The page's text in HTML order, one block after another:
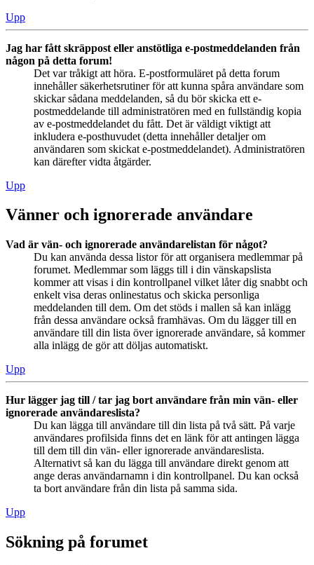
Upp
Jag har fått skräppost eller anstötliga e-postmeddelanden från
någon på detta forum!
Det var tråkigt att höra. E-postformuläret på detta forum
innehåller säkerhetsrutiner för att kunna spåra användare som
skickar sådana meddelanden, så du bör skicka ett e-
postmeddelande till administratören med en fullständig kopia
av e-postmeddelandet du fått. Det är väldigt viktigt att
inkludera e-posthuvudet (detta innehåller detaljer om
användaren som skickat e-postmeddelandet). Administratören
kan därefter vidta åtgärder.
Upp
Vänner och ignorerade användare
Vad är vän- och ignorerade användarelistan för något?
Du kan använda dessa listor för att organisera medlemmar på
forumet. Medlemmar som läggs till i din vänskapslista
kommer att visas i din kontrollpanel vilket låter dig snabbt och
enkelt visa deras onlinestatus och skicka personliga
meddelanden till dem. Om det stöds i mallen så kan inlägg
från dessa användare också framhävas. Om du lägger till en
användare till din lista över ignorerade användare, så kommer
alla inlägg de gör att döljas automatiskt.
Upp
Hur lägger jag till / tar jag bort användare från min vän- eller
ignorerade användareslista?
Du kan lägga till användare till din lista på två sätt. På varje
användares profilsida finns det en länk för att antingen lägga
till dem till din vän- eller ignorerade användareslista.
Alternativt så kan du lägga till användare direkt genom att
ange deras användarnamn i din kontrollpanel. Du kan också
ta bort användare från din lista på samma sida.
Upp
Sökning på forumet